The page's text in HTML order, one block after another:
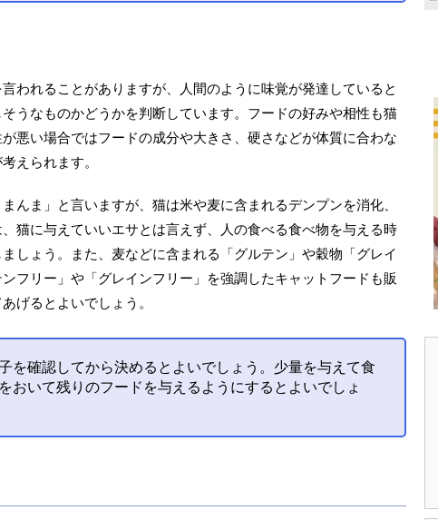
われることがありますが、人間のように味覚が発達していると
うなものかどうかを判断しています。フードの好みや相性も猫
悪い場合ではフードの成分や大きさ、硬さなどが体質に合わな
えられます。
んま」と言いますが、猫は米や麦に含まれるデンプンを消化、
猫に与えていいエサとは言えず、人の食べる食べ物を与える時
しょう。また、麦などに含まれる「グルテン」や穀物「グレイ
フリー」や「グレインフリー」を強調したキャットフードも販
げるとよいでしょう。
を確認してから決めるとよいでしょう。少量を与えて食
おいて残りのフードを与えるようにするとよいでしょ